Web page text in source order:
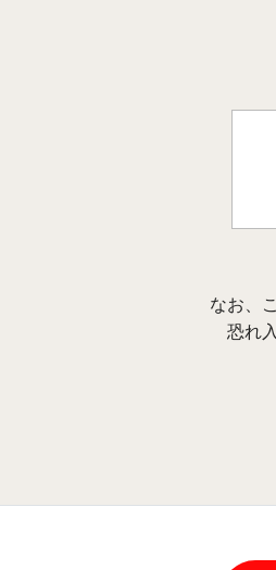
なお、
恐れ